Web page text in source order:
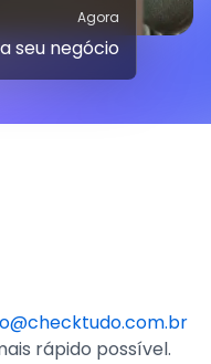
Agora
seu negócio
rápido possível.